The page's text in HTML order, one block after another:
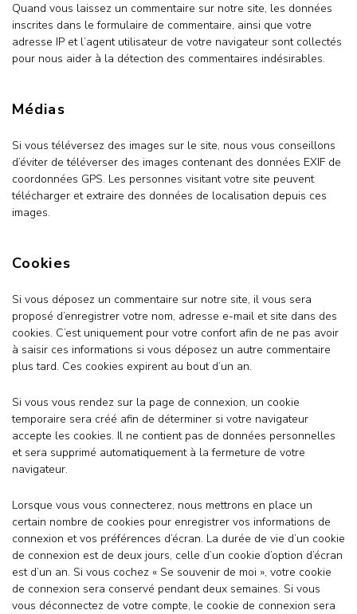
Quand vous laissez un commentaire sur notre site, les données
inscrites dans le formulaire de commentaire, ainsi que votre
adresse IP et l’agent utilisateur de votre navigateur sont collectés
pour nous aider à la détection des commentaires indésirables.
Médias
Si vous téléversez des images sur le site, nous vous conseillons
d’éviter de téléverser des images contenant des données EXIF de
coordonnées GPS. Les personnes visitant votre site peuvent
télécharger et extraire des données de localisation depuis ces
images.
Cookies
Si vous déposez un commentaire sur notre site, il vous sera
proposé d’enregistrer votre nom, adresse e-mail et site dans des
cookies. C’est uniquement pour votre confort afin de ne pas avoir
à saisir ces informations si vous déposez un autre commentaire
plus tard. Ces cookies expirent au bout d’un an.
Si vous vous rendez sur la page de connexion, un cookie
temporaire sera créé afin de déterminer si votre navigateur
accepte les cookies. Il ne contient pas de données personnelles
et sera supprimé automatiquement à la fermeture de votre
navigateur.
Lorsque vous vous connecterez, nous mettrons en place un
certain nombre de cookies pour enregistrer vos informations de
connexion et vos préférences d’écran. La durée de vie d’un cookie
de connexion est de deux jours, celle d’un cookie d’option d’écran
est d’un an. Si vous cochez « Se souvenir de moi », votre cookie
de connexion sera conservé pendant deux semaines. Si vous
vous déconnectez de votre compte, le cookie de connexion sera